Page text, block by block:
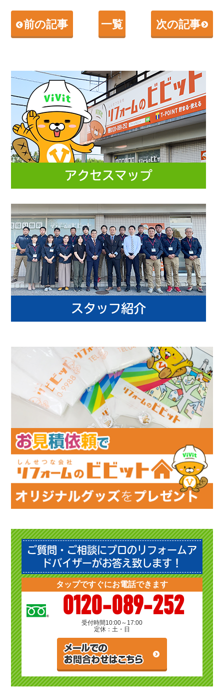
前の記事 一覧 次の記事
ご質問・ご相談にプロのリフォームア
ドバイザーがお答え致します！
タップですぐにお電話できます
0120-089-252
受付時間 10:00～17:00
定休：土・日